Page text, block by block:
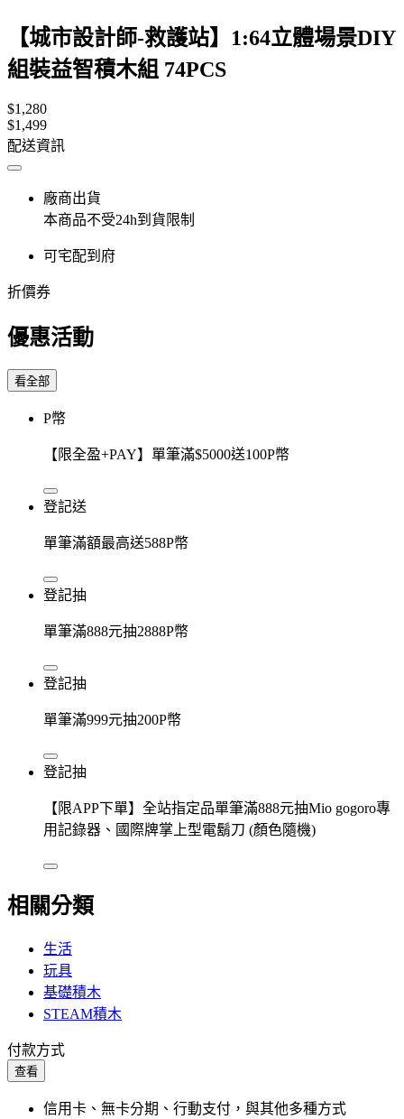
【城市設計師-救護站】1:64立體場景DIY
組裝益智積木組 74PCS
$1,280
$1,499
配送資訊
廠商出貨
本商品不受24h到貨限制
可宅配到府
折價券
優惠活動
看全部
P幣
【限全盈+PAY】單筆滿$5000送100P幣
登記送
單筆滿額最高送588P幣
登記抽
單筆滿888元抽2888P幣
登記抽
單筆滿999元抽200P幣
登記抽
【限APP下單】全站指定品單筆滿888元抽Mio gogoro專
用記錄器、國際牌掌上型電鬍刀 (顏色隨機)
相關分類
生活
玩具
基礎積木
STEAM積木
付款方式
查看
信用卡、無卡分期、行動支付，與其他多種方式